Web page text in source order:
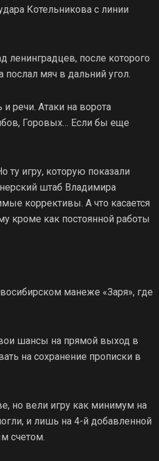
Котельникова с линии
ленинградцев, после которого
послал мяч в дальний угол.
речи. Атаки на ворота
Горовых… Если бы еще
ту игру, которую показали
штаб Владимира
коррективы. А что касается
кроме как постоянной работы
манеже «Заря», где
шансы на прямой выход в
на сохранение прописки в
но вели игру как минимум на
и лишь на 4-й добавленной
счетом.